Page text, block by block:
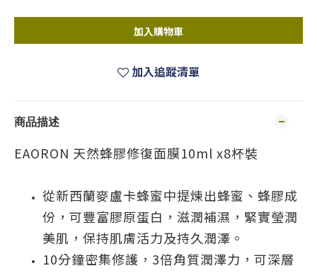
加入購物車
加入追蹤清單
商品描述
EAORON 天然蜂膠修復面膜10ml x8杯裝
從新西蘭麥盧卡蜂蜜中提煉出蜂蜜、蜂膠成
份，可豐富膠原蛋白，滋潤補濕，緊實瑩潤
美肌，保持肌膚活力及持久潤澤。
10分鐘密集修護，3倍角質潤澤力，可深層